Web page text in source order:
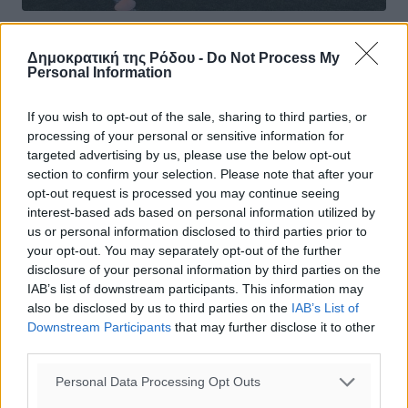
Δημοκρατική της Ρόδου - Do Not Process My
Personal Information
If you wish to opt-out of the sale, sharing to third parties, or
processing of your personal or sensitive information for
targeted advertising by us, please use the below opt-out
section to confirm your selection. Please note that after your
opt-out request is processed you may continue seeing
interest-based ads based on personal information utilized by
us or personal information disclosed to third parties prior to
your opt-out. You may separately opt-out of the further
disclosure of your personal information by third parties on the
IAB’s list of downstream participants. This information may
also be disclosed by us to third parties on the IAB’s List of
Downstream Participants that may further disclose it to other
Personal Data Processing Opt Outs
Κλεόβουλος: Με προβλήματα στο Βάτι
Στο γήπεδο Βατίου από τον τοπικό Διαγόρα θα
Κλεόβουλου στο πλαίσιο της 18ης αγωνιστικής του
πρωταθλήματος της Α’ Κατηγορίας. Οι ...
10.02.17, 10:30